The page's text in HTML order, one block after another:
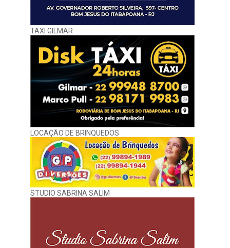
TAXI GILMAR
LOCAÇÃO DE BRINQUEDOS
STUDIO SABRINA SALIM